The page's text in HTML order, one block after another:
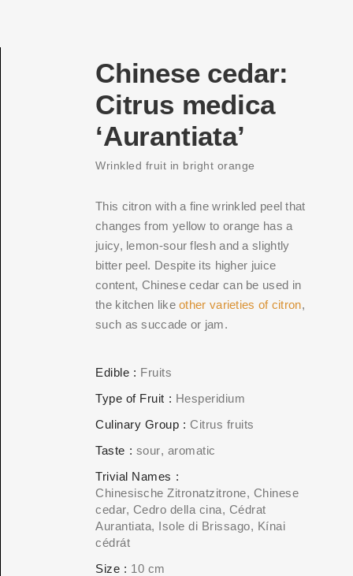
Chinese cedar:
Citrus medica
‘Aurantiata’
Wrinkled fruit in bright orange
This citron with a fine wrinkled peel that
changes from yellow to orange has a
juicy, lemon-sour flesh and a slightly
bitter peel. Despite its higher juice
content, Chinese cedar can be used in
the kitchen likeother varieties of citron,
such as succade or jam.
Edible
Fruits
Type of Fruit
Hesperidium
Culinary Group
Citrus fruits
Taste
sour aromatic
Trivial Names
Chinesische Zitronatzitrone, Chinese
cedar, Cedro della cina, Cédrat
Aurantiata, Isole di Brissago, Kínai
cédrát
Size
10 cm